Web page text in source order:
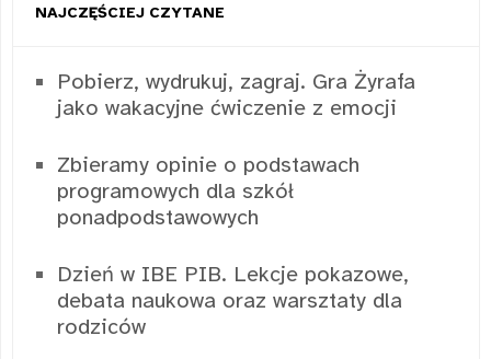
NAJCZĘŚCIEJ CZYTANE
Pobierz, wydrukuj, zagraj. Gra Żyrafa
jako wakacyjne ćwiczenie z emocji
Zbieramy opinie o podstawach
programowych dla szkół
ponadpodstawowych
Dzień w IBE PIB. Lekcje pokazowe,
debata naukowa oraz warsztaty dla
rodziców